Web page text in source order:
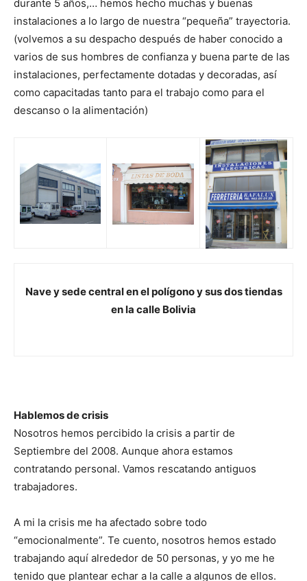
durante 5 años,… hemos hecho muchas y buenas
instalaciones a lo largo de nuestra “pequeña” trayectoria.
(volvemos a su despacho después de haber conocido a
varios de sus hombres de confianza y buena parte de las
instalaciones, perfectamente dotadas y decoradas, así
como capacitadas tanto para el trabajo como para el
descanso o la alimentación)
Nave y sede central en el polígono y sus dos tiendas
en la calle Bolivia
Hablemos de crisis
Nosotros hemos percibido la crisis a partir de
Septiembre del 2008. Aunque ahora estamos
contratando personal. Vamos rescatando antiguos
trabajadores.
A mi la crisis me ha afectado sobre todo
“emocionalmente”. Te cuento, nosotros hemos estado
trabajando aquí alrededor de 50 personas, y yo me he
tenido que plantear echar a la calle a algunos de ellos.